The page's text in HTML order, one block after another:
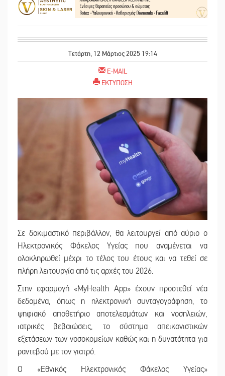
Τετάρτη, 12 Μάρτιος 2025 19:14
E-MAIL
ΕΚΤΥΠΩΣΗ
Σε δοκιμαστικό περιβάλλον, θα λειτουργεί από αύριο ο
Ηλεκτρονικός Φάκελος Υγείας που αναμένεται να
ολοκληρωθεί μέχρι το τέλος του έτους και να τεθεί σε
πλήρη λειτουργία από τις αρχές του 2026.
Στην εφαρμογή «MyHealth App» έχουν προστεθεί νέα
δεδομένα, όπως η ηλεκτρονική συνταγογράφηση, το
ψηφιακό αποθετήριο αποτελεσμάτων και νοσηλειών,
ιατρικές βεβαιώσεις, το σύστημα απεικονιστικών
εξετάσεων των νοσοκομείων καθώς και η δυνατότητα για
ραντεβού με τον γιατρό.
Ο «Εθνικός Ηλεκτρονικός Φάκελος Υγείας»